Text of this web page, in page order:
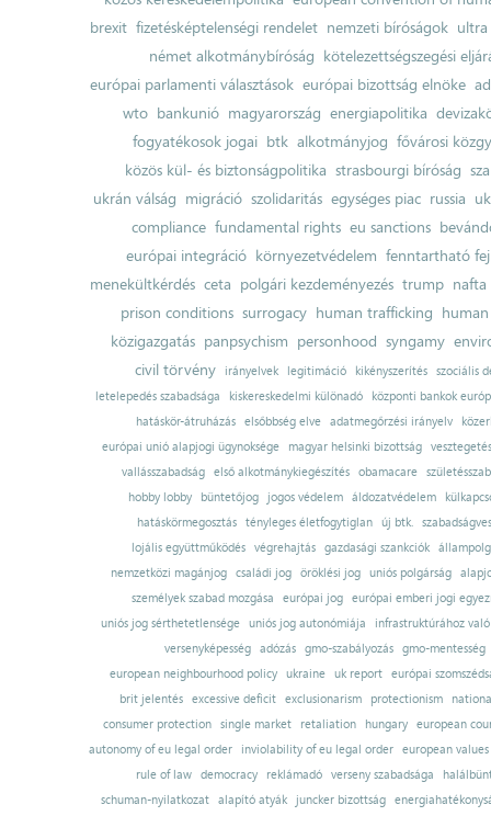
brexit fizetésképtelenségi rendelet nemzeti bíróságok ultra
német alkotmánybíróság kötelezettségszegési
európai parlamenti választások európai bizottság elnöke
wto bankunió magyarország energiapolitika
fogyatékosok jogai btk alkotmányjog fővárosi
közös kül- és biztonságpolitika strasbourgi bíróság
ukrán válság migráció szolidaritás egységes piac russia
compliance fundamental rights eu sanctions
európai integráció környezetvédelem fenntartható
menekültkérdés ceta polgári kezdeményezés trump nafta
prison conditions surrogacy human trafficking
közigazgatás panpsychism personhood syngamy
civil törvény
irányelvek legitimáció kikényszerítés szociális
letelepedés szabadsága
kiskereskedelmi különadó
központi bankok
hatáskör-átruházás
elsőbbség elve adatmegőrzési irányelv
európai unió alapjogi ügynoksége
magyar helsinki bizottság
vesztegetés
vallásszabadság
első alkotmánykiegészítés obamacare
hobby lobby
büntetőjog jogos védelem áldozatvédelem
hatáskörmegosztás tényleges életfogytiglan új btk.
lojális együttműködés
végrehajtás gazdasági szankciók
nemzetközi magánjog
családi jog öröklési jog uniós polgárság
személyek szabad mozgása
európai jog európai emberi jogi
uniós jog sérthetetlensége uniós jog autonómiája
infrastruktúrához
versenyképesség adózás gmo-szabályozás gmo-mentesség
european neighbourhood policy
ukraine uk report
európai
brit jelentés excessive deficit exclusionarism protectionism
consumer protection
single market retaliation hungary
european
autonomy of eu legal order
inviolability of eu legal order
european values
rule of law
democracy reklámadó verseny szabadsága
schuman-nyilatkozat alapító atyák juncker bizottság